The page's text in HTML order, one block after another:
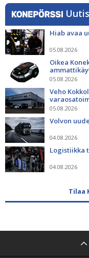
Hiab avaa
05.08.2026
Oikea
05.08.2026
Veho
05.08.2026
Volvon
04.08.2026
Logistiikka
04.08.2026
Tilaa